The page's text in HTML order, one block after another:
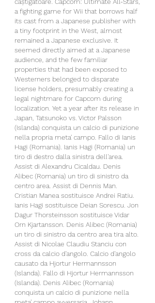
câștigătoare. Capcom: Ultimate All-Stars,
a fighting game for Wii that borrows half
its cast from a Japanese publisher with
a tiny footprint in the West, almost
remained a Japanese exclusive. It
seemed directly aimed at a Japanese
audience, and the few familiar
properties that had been exposed to
Westerners belonged to disparate
license holders, presumably creating a
legal nightmare for Capcom during
localization. Yet a year after its release in
Japan, Tatsunoko vs. Victor Palsson
(Islanda) conquista un calcio di punizione
nella propria meta' campo. Fallo di Ianis
Hagi (Romania). Ianis Hagi (Romania) un
tiro di destro dalla sinistra dell'area.
Assist di Alexandru Cicaldau. Denis
Alibec (Romania) un tiro di sinistro da
centro area. Assist di Dennis Man.
Cristian Manea sostituisce Andrei Ratiu.
Ianis Hagi sostituisce Deian Sorescu. Jon
Dagur Thorsteinsson sostituisce Vidar
Orn Kjartansson. Denis Alibec (Romania)
un tiro di sinistro da centro area tira alto.
Assist di Nicolae Claudiu Stanciu con
cross da calcio d'angolo. Calcio d'angolo
causato da Hjortur Hermannsson
(Islanda). Fallo di Hjortur Hermannsson
(Islanda). Denis Alibec (Romania)
conquista un calcio di punizione nella